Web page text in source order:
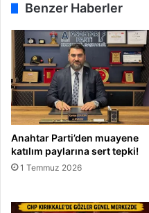
Benzer Haberler
Anahtar Parti’den muayene
katılım paylarına sert tepki!
1 Temmuz 2026